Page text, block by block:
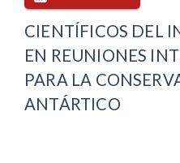
CIENTÍFICOS DEL
EN REUNIONES
PARA LA
ANTÁRTICO